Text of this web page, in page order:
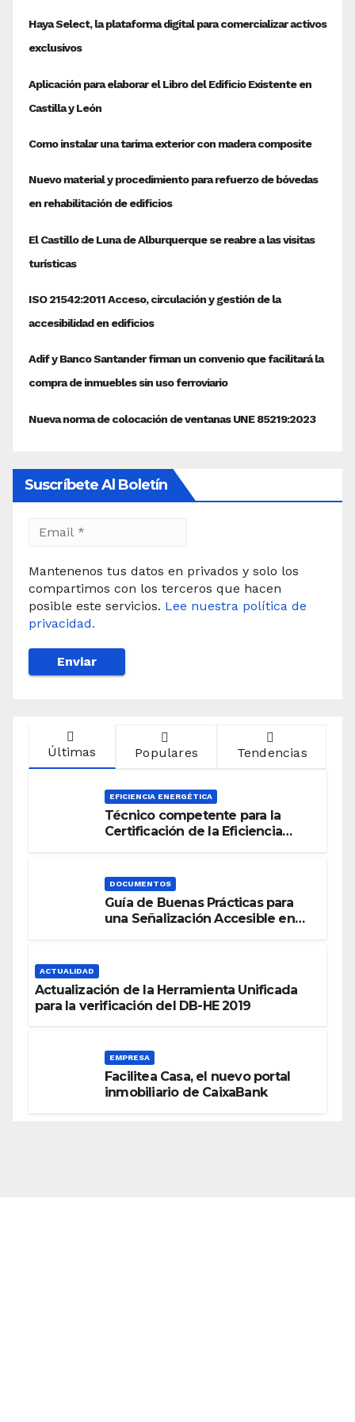
Suscríbete Al Boletín
Mantenenos tus datos en privados y solo los
compartimos con los terceros que hacen
posible este servicios. Lee nuestra política de
privacidad.
Últimas Populares Tendencias
EFICIENCIA ENERGÉTICA
Técnico competente para la
Certificación de la Eficiencia
DOCUMENTOS
Guía de Buenas Prácticas para
una Señalización Accesible en
ACTUALIDAD
Actualización de la Herramienta Unificada
para la verificación del DB-HE 2019
EMPRESA
Facilitea Casa, el nuevo portal
inmobiliario de CaixaBank